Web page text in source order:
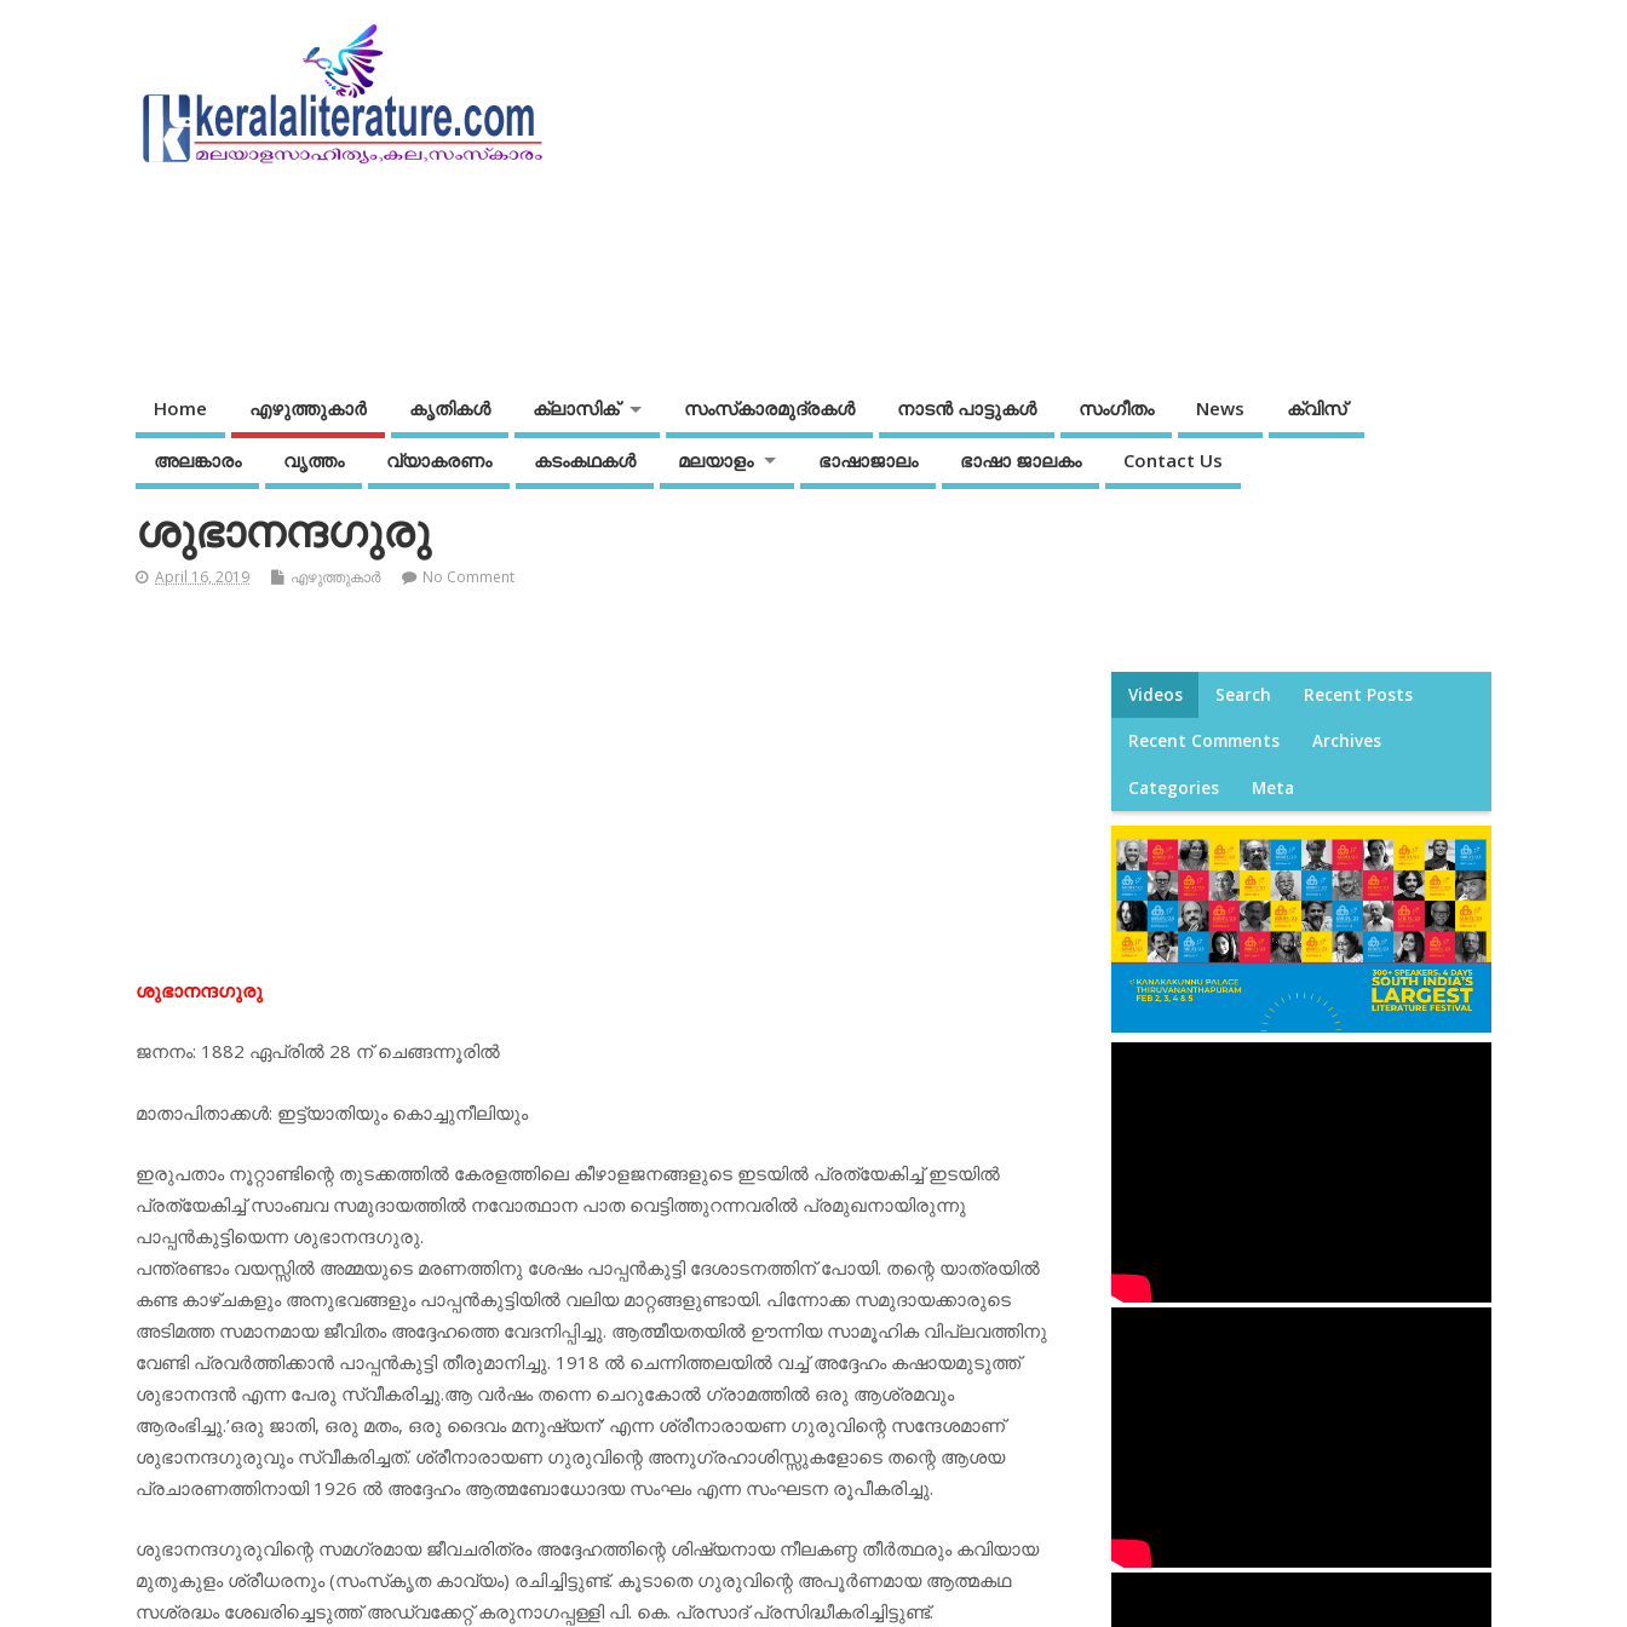
Home എഴുത്തുകാര്‍ കൃതികൾ ക്ലാസിക് സംസ്‌കാരമുദ്രകള്‍ നാടന്‍ പാട്ടുകള്‍ സംഗീതം News ക്വിസ്
അലങ്കാരം വൃത്തം വ്യാകരണം കടംകഥകള്‍ മലയാളം ഭാഷാജാലം ഭാഷാ ജാലകം Contact Us
ശുഭാനന്ദഗുരു
April 16, 2019 എഴുത്തുകാര്‍ No Comment
ശുഭാനന്ദഗുരു
ജനനം: 1882 ഏപ്രില്‍ 28 ന് ചെങ്ങന്നൂരില്‍
മാതാപിതാക്കള്‍: ഇട്ട്യാതിയും കൊച്ചുനീലിയും
ഇരുപതാം നൂറ്റാണ്ടിന്റെ തുടക്കത്തില്‍ കേരളത്തിലെ കീഴാളജനങ്ങളുടെ ഇടയില്‍ പ്രത്യേകിച്ച് ഇടയില്‍
പ്രത്യേകിച്ച് സാംബവ സമുദായത്തില്‍ നവോത്ഥാന പാത വെട്ടിത്തുറന്നവരില്‍ പ്രമുഖനായിരുന്നു
പാപ്പന്‍കുട്ടിയെന്ന ശുഭാനന്ദഗുരു.
പന്ത്രണ്ടാം വയസ്സില്‍ അമ്മയുടെ മരണത്തിനു ശേഷം പാപ്പന്‍കുട്ടി ദേശാടനത്തിന് പോയി. തന്റെ യാത്രയില്‍
കണ്ട കാഴ്ചകളും അനുഭവങ്ങളും പാപ്പന്‍കുട്ടിയില്‍ വലിയ മാറ്റങ്ങളുണ്ടായി. പിന്നോക്ക സമുദായക്കാരുടെ
അടിമത്ത സമാനമായ ജീവിതം അദ്ദേഹത്തെ വേദനിപ്പിച്ചു. ആത്മീയതയില്‍ ഊന്നിയ സാമൂഹിക വിപ്ലവത്തിനു
വേണ്ടി പ്രവര്‍ത്തിക്കാന്‍ പാപ്പന്‍കുട്ടി തീരുമാനിച്ചു. 1918 ല്‍ ചെന്നിത്തലയില്‍ വച്ച് അദ്ദേഹം കഷായമുടുത്ത്
ശുഭാനന്ദന്‍ എന്ന പേരു സ്വീകരിച്ചു.ആ വര്‍ഷം തന്നെ ചെറുകോല്‍ ഗ്രാമത്തില്‍ ഒരു ആശ്രമവും
ആരംഭിച്ചു.’ഒരു ജാതി, ഒരു മതം, ഒരു ദൈവം മനുഷ്യന്’ എന്ന ശ്രീനാരായണ ഗുരുവിന്റെ സന്ദേശമാണ്
ശുഭാനന്ദഗുരുവും സ്വീകരിച്ചത്. ശ്രീനാരായണ ഗുരുവിന്റെ അനുഗ്രഹാശിസ്സുകളോടെ തന്റെ ആശയ
പ്രചാരണത്തിനായി 1926 ല്‍ അദ്ദേഹം ആത്മബോധോദയ സംഘം എന്ന സംഘടന രൂപീകരിച്ചു.
ശുഭാനന്ദഗുരുവിന്റെ സമഗ്രമായ ജീവചരിത്രം അദ്ദേഹത്തിന്റെ ശിഷ്യനായ നീലകണ്ഠ തീര്‍ത്ഥരും കവിയായ
മുതുകുളം ശ്രീധരനും (സംസ്‌കൃത കാവ്യം) രചിച്ചിട്ടുണ്ട്. കൂടാതെ ഗുരുവിന്റെ അപൂര്‍ണമായ ആത്മകഥ
സശ്രദ്ധം ശേഖരിച്ചെടുത്ത് അഡ്വക്കേറ്റ് കരുനാഗപ്പള്ളി പി. കെ. പ്രസാദ് പ്രസിദ്ധീകരിച്ചിട്ടുണ്ട്.
Videos Search Recent Posts
Recent Comments Archives
Categories Meta